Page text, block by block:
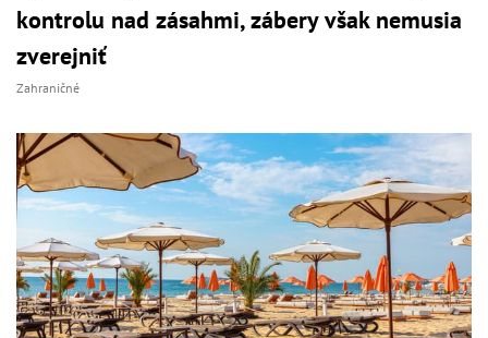
kontrolu nad zásahmi, zábery však nemusia
zverejniť
Zahraničné